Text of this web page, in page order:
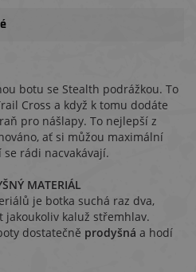
botu se Stealth podrážkou. To
Cross a když k tomu dodáte
pro nášlapy. To nejlepší z
ať si můžou maximální
rádi nacvakávají.
MATERIÁL
je botka suchá raz dva,
kaluž střemhlav.
dostatečně prodyšná a hodí